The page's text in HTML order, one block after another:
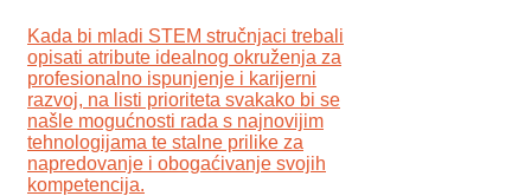
Kada bi mladi STEM stručnjaci trebali
opisati atribute idealnog okruženja za
profesionalno ispunjenje i karijerni
razvoj, na listi prioriteta svakako bi se
našle mogućnosti rada s najnovijim
tehnologijama te stalne prilike za
napredovanje i obogaćivanje svojih
kompetencija.